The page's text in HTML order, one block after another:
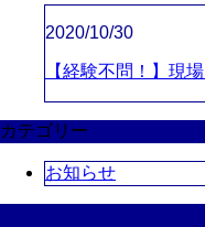
2020/10/30
【経験不問！】現
カテゴリー
お知らせ